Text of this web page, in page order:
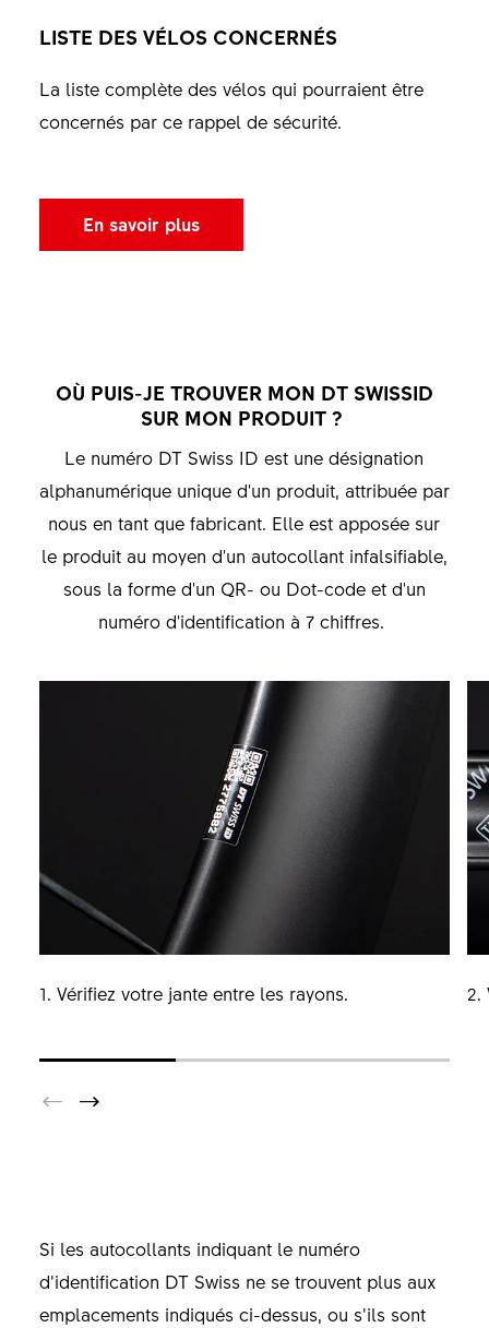
LISTE DES VÉLOS CONCERNÉS
La liste complète des vélos qui pourraient être
concernés par ce rappel de sécurité.
En savoir plus
OÙ PUIS-JE TROUVER MON DT SWISSID
SUR MON PRODUIT ?
Le numéro DT Swiss ID est une désignation
alphanumérique unique d'un produit, attribuée par
nous en tant que fabricant. Elle est apposée sur
le produit au moyen d'un autocollant infalsifiable,
sous la forme d'un QR- ou Dot-code et d'un
numéro d'identification à 7 chiffres.
1. Vérifiez votre jante entre les rayons. 2.
Si les autocollants indiquant le numéro
d’identification DT Swiss ne se trouvent plus aux
emplacements indiqués ci-dessus, ou s’ils sont